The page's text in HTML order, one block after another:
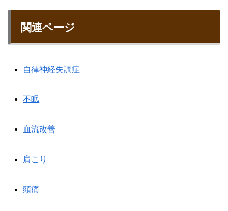
関連ページ
自律神経失調症
不眠
血流改善
肩こり
頭痛